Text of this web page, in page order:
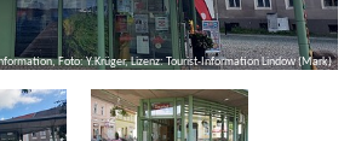
Foto: Y.Krüger, Lizenz: Tourist-Information Lindow (Mark)